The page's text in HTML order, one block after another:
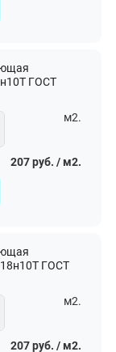
ГОСТ
м2.
207 руб. / м2.
ГОСТ
м2.
207 руб. / м2.